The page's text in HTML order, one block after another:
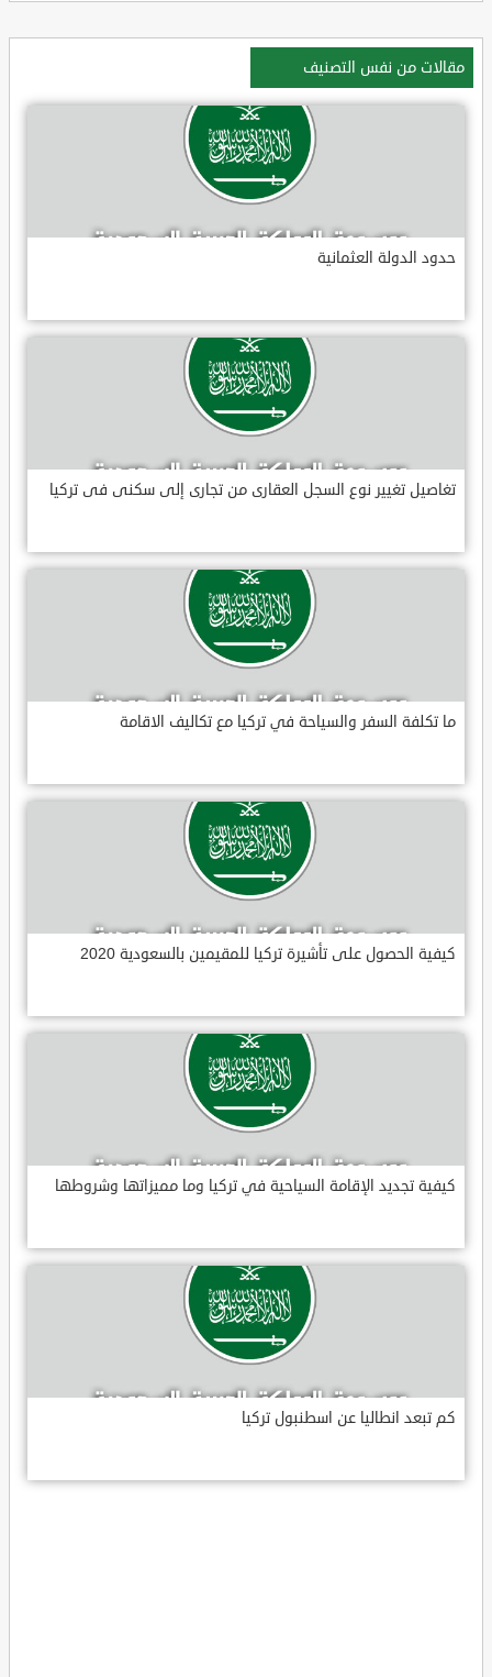
مقالات من نفس التصنيف
حدود الدولة العثمانية
تغاصيل تغيير نوع السجل العقارى من تجارى إلى سكنى فى تركيا
ما تكلفة السفر والسياحة في تركيا مع تكاليف الاقامة
كيفية الحصول على تأشيرة تركيا للمقيمين بالسعودية 2020
كيفية تجديد الإقامة السياحية في تركيا وما مميزاتها وشروطها
كم تبعد انطاليا عن اسطنبول تركيا